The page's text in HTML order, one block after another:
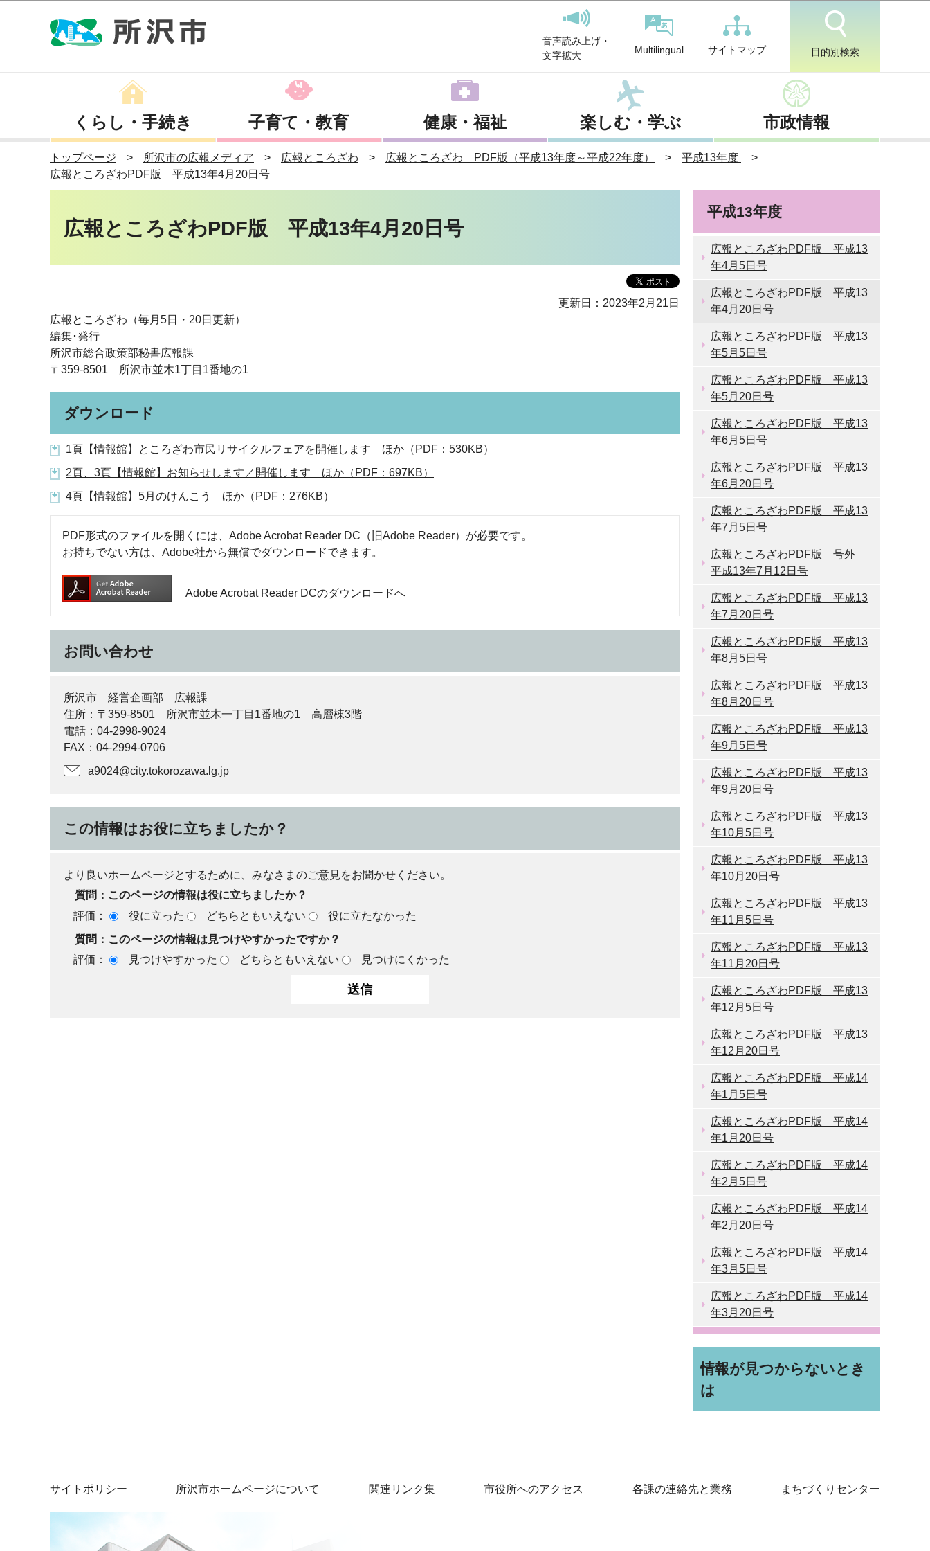
音声読み上げ・
文字拡大
Multilingual サイトマップ 目的別検索
くらし・手続き 子育て・教育 健康・福祉 楽しむ・学ぶ 市政情報
トップページ 所沢市の広報メディア 広報ところざわ 広報ところざわ PDF版（平成13年度～平成22年度）
平成13年度
広報ところざわPDF版 平成13年4月20日号
広報ところざわPDF版 平成13年4月20日号
更新日：2023年2月21日
広報ところざわ（毎月5日・20日更新）
編集･発行
所沢市総合政策部秘書広報課
〒359-8501 所沢市並木1丁目1番地の1
ダウンロード
1頁【情報館】ところざわ市民リサイクルフェアを開催します ほか（PDF：530KB）
2頁、3頁【情報館】お知らせします／開催します ほか（PDF：697KB）
4頁【情報館】5月のけんこう ほか（PDF：276KB）
PDF形式のファイルを開くには、Adobe Acrobat Reader DC（旧Adobe Reader）が必要です。
お持ちでない方は、Adobe社から無償でダウンロードできます。
Adobe Acrobat Reader DCのダウンロードへ
お問い合わせ
所沢市 経営企画部 広報課
住所：〒359-8501 所沢市並木一丁目1番地の1 高層棟3階
電話：04-2998-9024
FAX：04-2994-0706
a9024@city.tokorozawa.lg.jp
この情報はお役に立ちましたか？
より良いホームページとするために、みなさまのご意見をお聞かせください。
質問：このページの情報は役に立ちましたか？
評価：
役に立った どちらともいえない
役に立たなかった
質問：このページの情報は見つけやすかったですか？
評価：
見つけやすかった どちらともいえない 見つけにくかった
平成13年度
広報ところざわPDF版 平成13
年4月5日号
広報ところざわPDF版 平成13
年4月20日号
広報ところざわPDF版 平成13
年5月5日号
広報ところざわPDF版 平成13
年5月20日号
広報ところざわPDF版 平成13
年6月5日号
広報ところざわPDF版 平成13
年6月20日号
広報ところざわPDF版 平成13
年7月5日号
広報ところざわPDF版 号外
平成13年7月12日号
広報ところざわPDF版 平成13
年7月20日号
広報ところざわPDF版 平成13
年8月5日号
広報ところざわPDF版 平成13
年8月20日号
広報ところざわPDF版 平成13
年9月5日号
広報ところざわPDF版 平成13
年9月20日号
広報ところざわPDF版 平成13
年10月5日号
広報ところざわPDF版 平成13
年10月20日号
広報ところざわPDF版 平成13
年11月5日号
広報ところざわPDF版 平成13
年11月20日号
広報ところざわPDF版 平成13
年12月5日号
広報ところざわPDF版 平成13
年12月20日号
広報ところざわPDF版 平成14
年1月5日号
広報ところざわPDF版 平成14
年1月20日号
広報ところざわPDF版 平成14
年2月5日号
広報ところざわPDF版 平成14
年2月20日号
広報ところざわPDF版 平成14
年3月5日号
広報ところざわPDF版 平成14
年3月20日号
情報が見つからないとき
は
サイトポリシー 所沢市ホームページについて 関連リンク集 市役所へのアクセス 各課の連絡先と業務 まちづくりセンター